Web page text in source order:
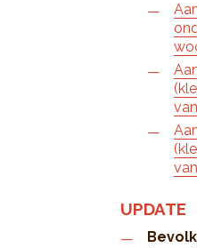
UPDATE